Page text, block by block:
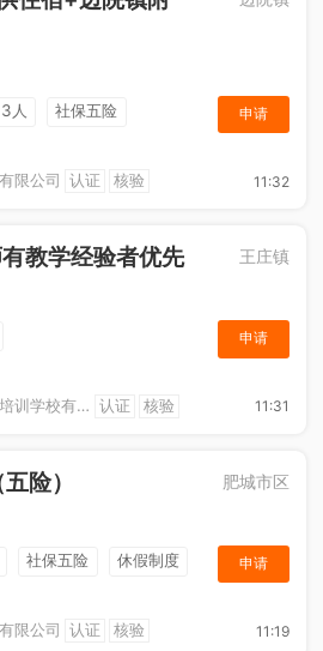
3人
社保五险
申请
限公司 认证 核验 11:32
教学经验者优先 王庄镇
申请
肥城市宁馨阁教育培训学校有限公司 认证 核验 11:31
险） 肥城市区
社保五险
休假制度
申请
限公司 认证 核验 11:19